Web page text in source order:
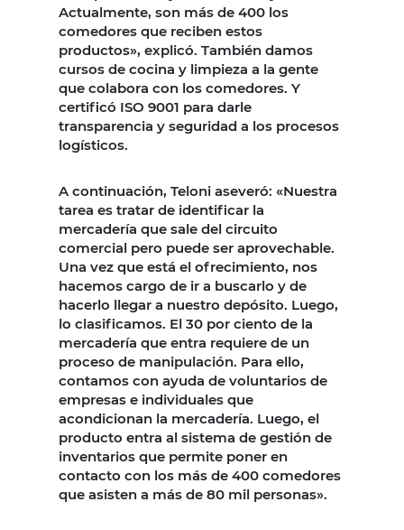
Actualmente, son más de 400 los
comedores que reciben estos
productos», explicó. También damos
cursos de cocina y limpieza a la gente
que colabora con los comedores. Y
certificó ISO 9001 para darle
transparencia y seguridad a los procesos
logísticos.
A continuación, Teloni aseveró: «Nuestra
tarea es tratar de identificar la
mercadería que sale del circuito
comercial pero puede ser aprovechable.
Una vez que está el ofrecimiento, nos
hacemos cargo de ir a buscarlo y de
hacerlo llegar a nuestro depósito. Luego,
lo clasificamos. El 30 por ciento de la
mercadería que entra requiere de un
proceso de manipulación. Para ello,
contamos con ayuda de voluntarios de
empresas e individuales que
acondicionan la mercadería. Luego, el
producto entra al sistema de gestión de
inventarios que permite poner en
contacto con los más de 400 comedores
que asisten a más de 80 mil personas».